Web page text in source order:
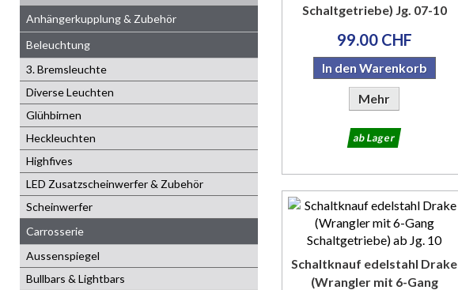
Anhängerkupplung & Zubehör
Beleuchtung
3. Bremsleuchte
Diverse Leuchten
Glühbirnen
Heckleuchten
Highfives
LED Zusatzscheinwerfer & Zubehör
Scheinwerfer
Carrosserie
Aussenspiegel
Bullbars & Lightbars
Schaltgetriebe) Jg. 07-10
99.00 CHF
In den Warenkorb
Mehr
ab Lager
Schaltknauf edelstahl Drake
(Wrangler mit 6-Gang